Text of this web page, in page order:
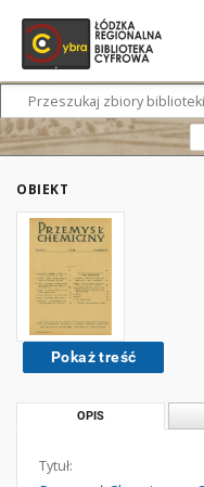
OBIEKT
Pokaż treść
OPIS
Tytuł: